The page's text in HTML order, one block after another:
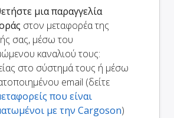
μια παραγγελία
στον μεταφορέα της
σας, μέσω του
καναλιού τους:
στο σύστημά τους ή μέσω
email (δείτε
που είναι
με την Cargoson)